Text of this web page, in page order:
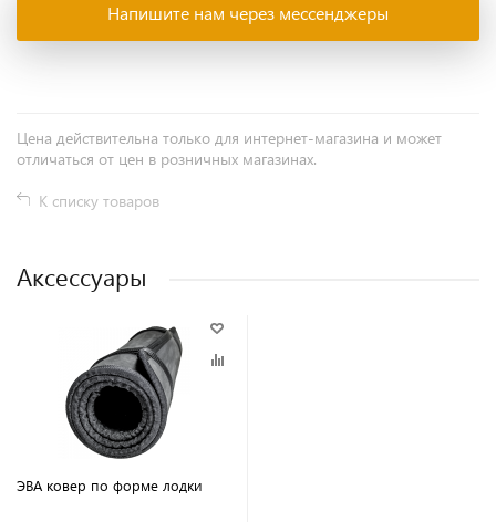
Напишите нам через мессенджеры
Цена действительна только для интернет-магазина и может
отличаться от цен в розничных магазинах.
К списку товаров
Аксессуары
ЭВА ковер по форме лодки